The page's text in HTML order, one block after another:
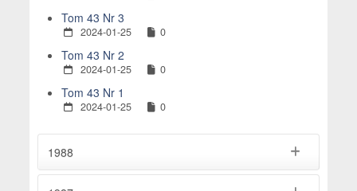
Tom 43 Nr 3
2024-01-25 0
Tom 43 Nr 2
2024-01-25 0
Tom 43 Nr 1
2024-01-25 0
1988